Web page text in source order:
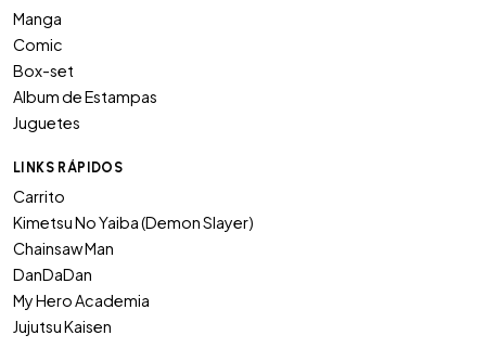
Manga
Comic
Box-set
Album de Estampas
Juguetes
LINKS RÁPIDOS
Carrito
Kimetsu No Yaiba (Demon Slayer)
Chainsaw Man
DanDaDan
My Hero Academia
Jujutsu Kaisen